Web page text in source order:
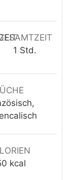
1 Stunde
Std.
kcal